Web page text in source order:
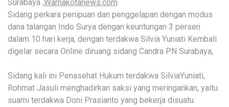
Surabaya ,Warnakotanews.com
Sidang perkara penipuan dan penggelapan dengan modus
dana talangan Indo Surya dengan keuntungan 3 persen
dalam 10 hari kerja, dengan terdakwa Silvia Yuniati Kembali
digelar secara Online diruang sidang Candra PN Surabaya,
Sidang kali ini Penasehat Hukum terdakwa SilviaYuniati,
Rohmat Jasuli menghadirkan saksi yang meringankan, yaitu
suami terdakwa Doni Prasianto yang bekerja disuatu